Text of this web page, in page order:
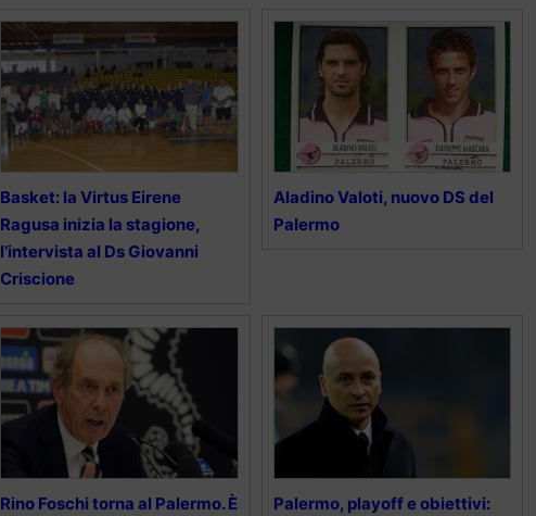
Basket: la Virtus Eirene
Ragusa inizia la stagione,
l’intervista al Ds Giovanni
Criscione
Aladino Valoti, nuovo DS del
Palermo
Rino Foschi torna al Palermo. È
Palermo, playoff e obiettivi: